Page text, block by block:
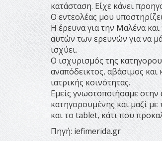
κατάσταση. Είχε κάνει
Ο εντεολέας μου
Η έρευνα για την Μαλένα και
αυτών των ερευνών για να
ισχύει.
Ο ισχυρισμός της
αναπόδεικτος, αβάσιμος και
ιατρικής κοινότητας.
Εμείς γνωστοποιήσαμε στην
κατηγορουμένης και μαζί
και το tablet, κάτι που
Πηγή: iefimerida.gr